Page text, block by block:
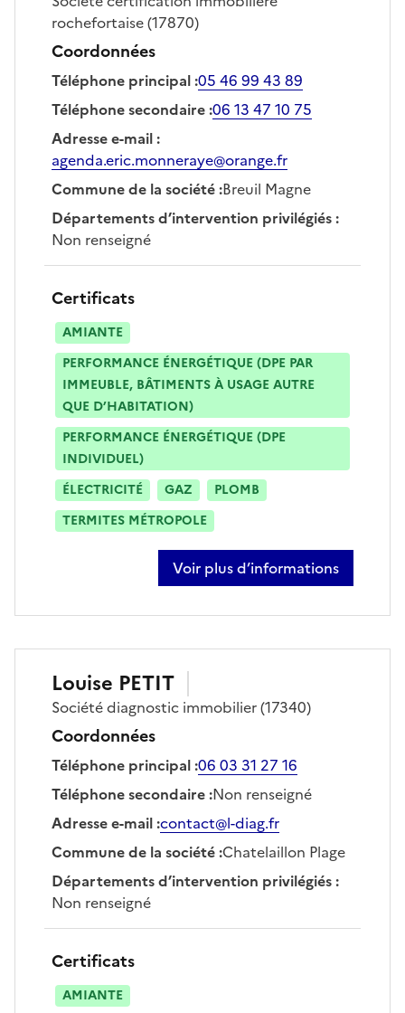
rochefortaise(17870)
Coordonnées
Téléphone principal:05 46 99 43 89
Téléphone secondaire:06 13 47 10 75
Adresse e-mail:
agenda.eric.monneraye@orange.fr
Commune de la société:Breuil Magne
Départements d’intervention privilégiés:
Non renseigné
Certificats
AMIANTE
PERFORMANCE ÉNERGÉTIQUE (DPE PAR
IMMEUBLE, BÂTIMENTS À USAGE AUTRE
QUE D’HABITATION)
PERFORMANCE ÉNERGÉTIQUE (DPE
INDIVIDUEL)
ÉLECTRICITÉ
GAZ
PLOMB
TERMITES MÉTROPOLE
Voir plus d’informations
sur eric monneraye
Louise PETIT
Sociétédiagnostic immobilier(17340)
Coordonnées
Téléphone principal:06 03 31 27 16
Téléphone secondaire:Non renseigné
Adresse e-mail:contact@l-diag.fr
Commune de la société:Chatelaillon Plage
Départements d’intervention privilégiés:
Non renseigné
Certificats
AMIANTE